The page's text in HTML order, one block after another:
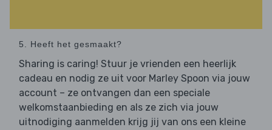
5. Heeft het gesmaakt?
Sharing is caring! Stuur je vrienden een heerlijk
cadeau en nodig ze uit voor Marley Spoon via jouw
account – ze ontvangen dan een speciale
welkomstaanbieding en als ze zich via jouw
uitnodiging aanmelden krijg jij van ons een kleine